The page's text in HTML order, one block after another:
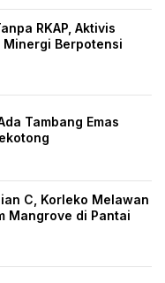
RKAP, Aktivis
Minergi Berpotensi
Tambang Emas
C, Korleko Melawan
Mangrove di Pantai